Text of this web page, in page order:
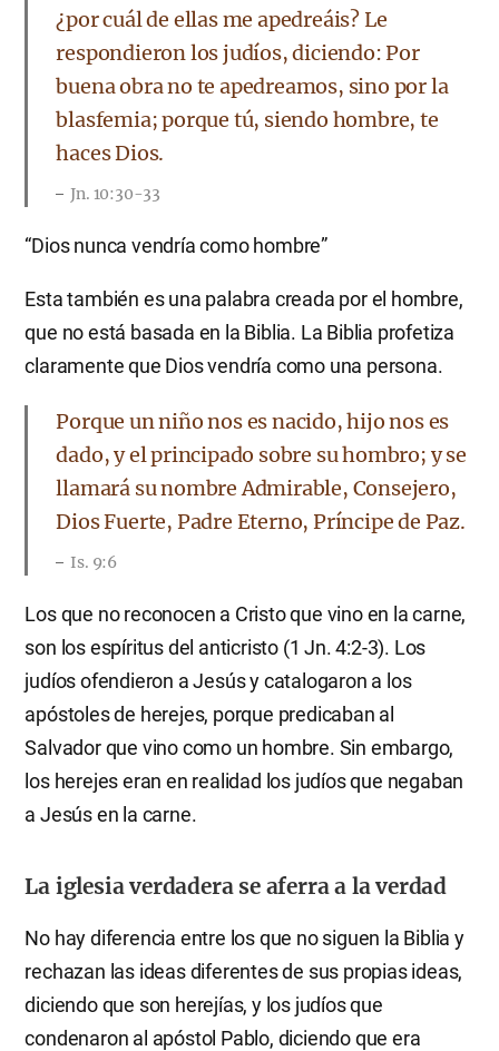
¿por cuál de ellas me apedreáis? Le
respondieron los judíos, diciendo: Por
buena obra no te apedreamos, sino por la
blasfemia; porque tú, siendo hombre, te
haces Dios.
Jn. 10:30-33
“Dios nunca vendría como hombre”
Esta también es una palabra creada por el hombre,
que no está basada en la Biblia. La Biblia profetiza
claramente que Dios vendría como una persona.
Porque un niño nos es nacido, hijo nos es
dado, y el principado sobre su hombro; y se
llamará su nombre Admirable, Consejero,
Dios Fuerte, Padre Eterno, Príncipe de Paz.
Is. 9:6
Los que no reconocen a Cristo que vino en la carne,
son los espíritus del anticristo (1 Jn. 4:2-3). Los
judíos ofendieron a Jesús y catalogaron a los
apóstoles de herejes, porque predicaban al
Salvador que vino como un hombre. Sin embargo,
los herejes eran en realidad los judíos que negaban
a Jesús en la carne.
La iglesia verdadera se aferra a la verdad
No hay diferencia entre los que no siguen la Biblia y
rechazan las ideas diferentes de sus propias ideas,
diciendo que son herejías, y los judíos que
condenaron al apóstol Pablo, diciendo que era